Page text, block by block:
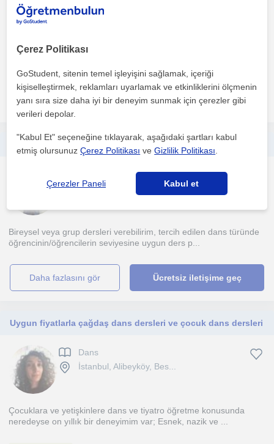
10 yılı aşkın süredir düğün dans eğitimi vermekteyim. Yüzlerce
daha fazlasını gör Ücretsiz iletişime geç
İstanbul, Besiktas, Beyo...
Bireysel veya grup dersleri verebilirim, tercih edilen dans türünde
öğrencinin/öğrencilerin seviyesine uygun ders p...
daha fazlasını gör Ücretsiz iletişime geç
Uygun fiyatlarla çağdaş dans dersleri ve çocuk dans dersleri
Dans
İstanbul, Alibeyköy, Bes...
Çocuklara ve yetişkinlere dans ve tiyatro öğretme konusunda
neredeyse on yıllık bir deneyimim var; Esnek, nazik ve ...
Çerez Politikası
GoStudent, sitenin temel işleyişini sağlamak, içeriği
kişiselleştirmek, reklamları uyarlamak ve etkinliklerini ölçmenin
yanı sıra size daha iyi bir deneyim sunmak için çerezler gibi
verileri depolar.
"Kabul Et" seçeneğine tıklayarak, aşağıdaki şartları kabul
etmiş olursunuzÇerez Politikası veGizlilik Politikası
Çerezler Paneli Kabul et